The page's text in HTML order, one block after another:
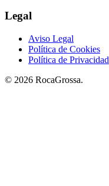
Legal
Aviso Legal
Política de Cookies
Política de Privacidad
© 2026 RocaGrossa.